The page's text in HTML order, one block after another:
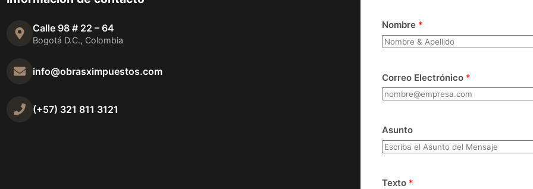
Calle 98 # 22 – 64
Bogotá D.C., Colombia
info@obrasximpuestos.com
(+57) 321 811 3121
Nombre *
Correo Electrónico *
Asunto
Texto *